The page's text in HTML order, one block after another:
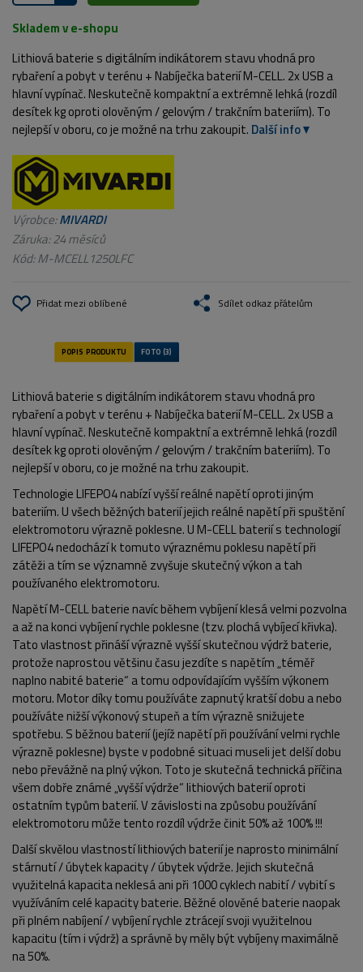
Skladem v e-shopu
Lithiová baterie s digitálním indikátorem stavu vhodná pro
rybaření a pobyt v terénu + Nabíječka baterií M-CELL. 2x USB a
hlavní vypínač. Neskutečně kompaktní a extrémně lehká (rozdíl
desítek kg oproti olověným / gelovým / trakčním bateriím). To
nejlepší v oboru, co je možné na trhu zakoupit. Další info
Výrobce:MIVARDI
Záruka: 24 měsíců
Kód:M-MCELL1250LFC
Přidat mezi oblíbené Sdílet odkaz přátelům
POPIS PRODUKTU FOTO (3)
Lithiová baterie s digitálním indikátorem stavu vhodná pro
rybaření a pobyt v terénu + Nabíječka baterií M-CELL. 2x USB a
hlavní vypínač. Neskutečně kompaktní a extrémně lehká (rozdíl
desítek kg oproti olověným / gelovým / trakčním bateriím). To
nejlepší v oboru, co je možné na trhu zakoupit.
Technologie LIFEPO4 nabízí vyšší reálné napětí oproti jiným
bateriím. U všech běžných baterií jejich reálné napětí při spuštění
elektromotoru výrazně poklesne. U M-CELL baterií s technologií
LIFEPO4 nedochází k tomuto výraznému poklesu napětí při
zátěži a tím se významně zvyšuje skutečný výkon a tah
používaného elektromotoru.
Napětí M-CELL baterie navíc během vybíjení klesá velmi pozvolna
a až na konci vybíjení rychle poklesne (tzv. plochá vybíjecí křivka).
Tato vlastnost přináší výrazně vyšší skutečnou výdrž baterie,
protože naprostou většinu času jezdíte s napětím „téměř
naplno nabité baterie“ a tomu odpovídajícím vyšším výkonem
motoru. Motor díky tomu používáte zapnutý kratší dobu a nebo
používáte nižší výkonový stupeň a tím výrazně snižujete
spotřebu. S běžnou baterií (jejíž napětí při používání velmi rychle
výrazně poklesne) byste v podobné situaci museli jet delší dobu
nebo převážně na plný výkon. Toto je skutečná technická příčina
všem dobře známé „vyšší výdrže“ lithiových baterií oproti
ostatním typům baterií. V závislosti na způsobu používání
elektromotoru může tento rozdíl výdrže činit 50% až 100% !!!
Další skvělou vlastností lithiových baterií je naprosto minimální
stárnutí / úbytek kapacity / úbytek výdrže. Jejich skutečná
využitelná kapacita neklesá ani při 1000 cyklech nabití / vybití s
využíváním celé kapacity baterie. Běžné olověné baterie naopak
při plném nabíjení / vybíjení rychle ztrácejí svoji využitelnou
kapacitu (tím i výdrž) a správně by měly být vybíjeny maximálně
na 50%.